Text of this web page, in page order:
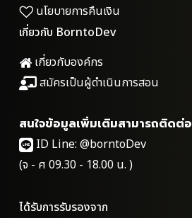
นโยบายการคืนเงิน
เกี่ยวกับ BorntoDev
เกี่ยวกับองค์กร
สมัครเป็นผู้ดำเนินการสอน
สนใจข้อมูลเพิ่มเติมสามารถติดต่อ
ID Line: @borntoDev
(จ - ศ 09.30 - 18.00 น. )
ได้รับการรับรองจาก